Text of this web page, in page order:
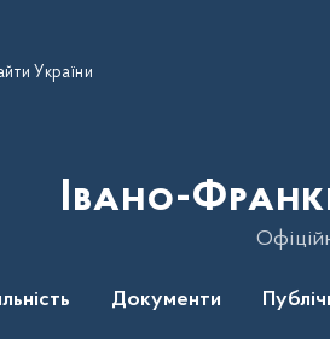
України
Івано-
Документи